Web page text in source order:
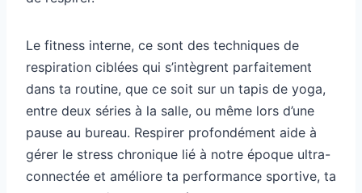
Le fitness interne, ce sont des techniques de
respiration ciblées qui s’intègrent parfaitement
dans ta routine, que ce soit sur un tapis de yoga,
entre deux séries à la salle, ou même lors d’une
pause au bureau. Respirer profondément aide à
gérer le stress chronique lié à notre époque ultra-
connectée et améliore ta performance sportive, ta